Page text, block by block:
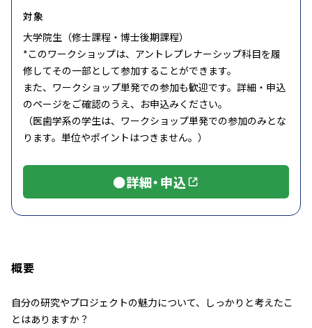
対象
大学院生（修士課程・博士後期課程）
*このワークショップは、アントレプレナーシップ科目を履
修してその一部として参加することができます。
また、ワークショップ単発での参加も歓迎です。詳細・申込
のページをご確認のうえ、お申込みください。
（医歯学系の学生は、ワークショップ単発での参加のみとな
ります。単位やポイントはつきません。）
●詳細・申込
概要
自分の研究やプロジェクトの魅力について、しっかりと考えたこ
とはありますか？